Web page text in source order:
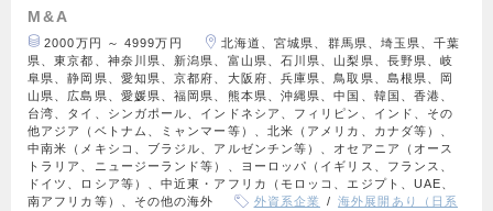
M&A
2000万円 ～ 4999万円
北海道、宮城県、群馬県、埼玉県、千葉
県、東京都、神奈川県、新潟県、富山県、石川県、山梨県、長野県、岐
阜県、静岡県、愛知県、京都府、大阪府、兵庫県、鳥取県、島根県、岡
山県、広島県、愛媛県、福岡県、熊本県、沖縄県、中国、韓国、香港、
台湾、タイ、シンガポール、インドネシア、フィリピン、インド、その
他アジア（ベトナム、ミャンマー等）、北米（アメリカ、カナダ等）、
中南米（メキシコ、ブラジル、アルゼンチン等）、オセアニア（オース
トラリア、ニュージーランド等）、ヨーロッパ（イギリス、フランス、
ドイツ、ロシア等）、中近東・アフリカ（モロッコ、エジプト、UAE、
南アフリカ等）、その他の海外
外資系企業
海外展開あり（日系